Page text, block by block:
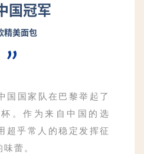
国冠军
精美面包
”
国国家队在巴黎举起了
。作为来自中国的选
超乎常人的稳定发挥征
蕾。